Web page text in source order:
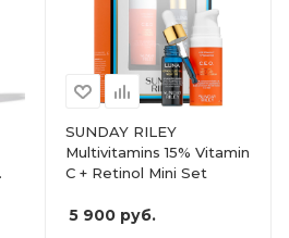
SUNDAY RILEY
Multivitamins 15% Vitamin
C + Retinol Mini Set
5 900руб.